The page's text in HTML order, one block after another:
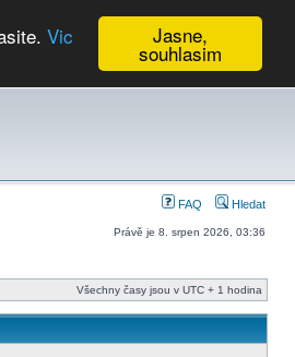
Jasne,
souhlasim
Vic
FAQ Hledat
Právě je 8. srpen 2026, 03:36
Všechny časy jsou v UTC + 1 hodina